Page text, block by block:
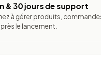
& 30 jours de support
à gérer produits,
le lancement.